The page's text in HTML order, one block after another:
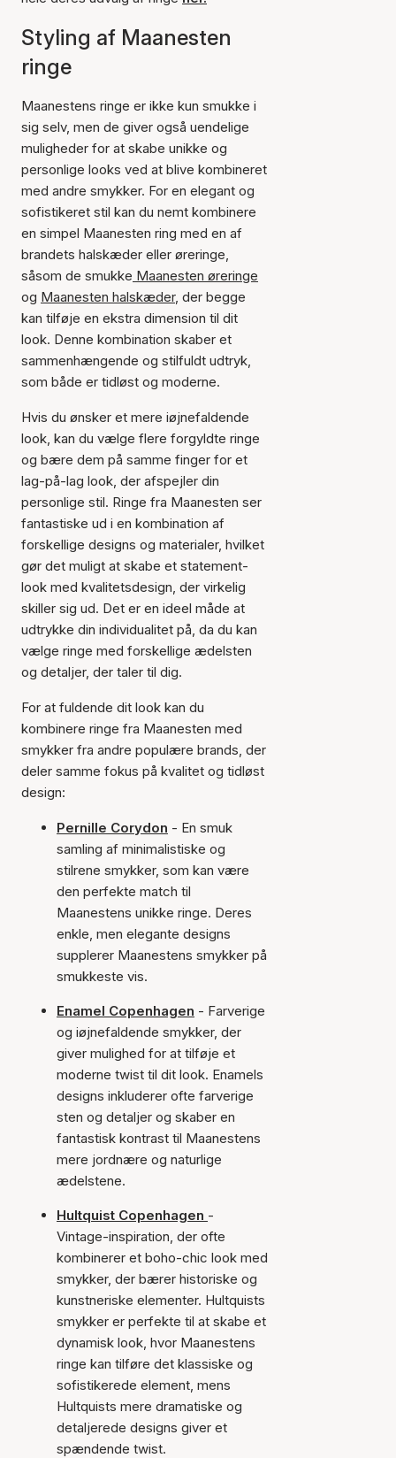
Styling af Maanesten
ringe
Maanestens ringe er ikke kun smukke i
sig selv, men de giver også uendelige
muligheder for at skabe unikke og
personlige looks ved at blive kombineret
med andre smykker. For en elegant og
sofistikeret stil kan du nemt kombinere
en simpel Maanesten ring med en af
brandets halskæder eller øreringe,
såsom de smukke Maanesten øreringe
og Maanesten halskæder, der begge
kan tilføje en ekstra dimension til dit
look. Denne kombination skaber et
sammenhængende og stilfuldt udtryk,
som både er tidløst og moderne.
Hvis du ønsker et mere iøjnefaldende
look, kan du vælge flere forgyldte ringe
og bære dem på samme finger for et
lag-på-lag look, der afspejler din
personlige stil. Ringe fra Maanesten ser
fantastiske ud i en kombination af
forskellige designs og materialer, hvilket
gør det muligt at skabe et statement-
look med kvalitetsdesign, der virkelig
skiller sig ud. Det er en ideel måde at
udtrykke din individualitet på, da du kan
vælge ringe med forskellige ædelsten
og detaljer, der taler til dig.
For at fuldende dit look kan du
kombinere ringe fra Maanesten med
smykker fra andre populære brands, der
deler samme fokus på kvalitet og tidløst
design:
Pernille Corydon - En smuk
samling af minimalistiske og
stilrene smykker, som kan være
den perfekte match til
Maanestens unikke ringe. Deres
enkle, men elegante designs
supplerer Maanestens smykker på
smukkeste vis.
Enamel Copenhagen - Farverige
og iøjnefaldende smykker, der
giver mulighed for at tilføje et
moderne twist til dit look. Enamels
designs inkluderer ofte farverige
sten og detaljer og skaber en
fantastisk kontrast til Maanestens
mere jordnære og naturlige
ædelstene.
Hultquist Copenhagen -
Vintage-inspiration, der ofte
kombinerer et boho-chic look med
smykker, der bærer historiske og
kunstneriske elementer. Hultquists
smykker er perfekte til at skabe et
dynamisk look, hvor Maanestens
ringe kan tilføre det klassiske og
sofistikerede element, mens
Hultquists mere dramatiske og
detaljerede designs giver et
spændende twist.